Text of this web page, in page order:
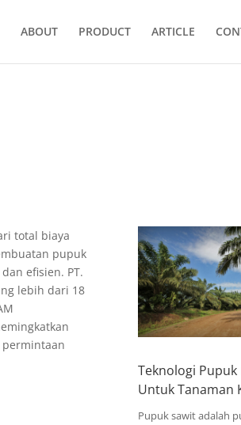
ABOUT PRODUCT ARTICLE
total biaya
pupuk
efisien. PT.
lebih dari 18
permintaan
Teknologi
Untuk Tanaman
Pupuk sawit adalah